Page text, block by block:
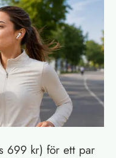
699 kr) för ett par